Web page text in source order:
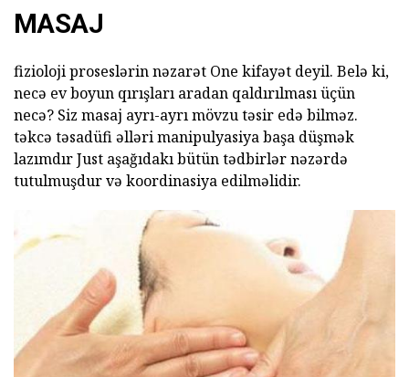
MASAJ
fizioloji proseslərin nəzarət One kifayət deyil. Belə ki,
necə ev boyun qırışları aradan qaldırılması üçün
necə? Siz masaj ayrı-ayrı mövzu təsir edə bilməz.
təkcə təsadüfi əlləri manipulyasiya başa düşmək
lazımdır Just aşağıdakı bütün tədbirlər nəzərdə
tutulmuşdur və koordinasiya edilməlidir.